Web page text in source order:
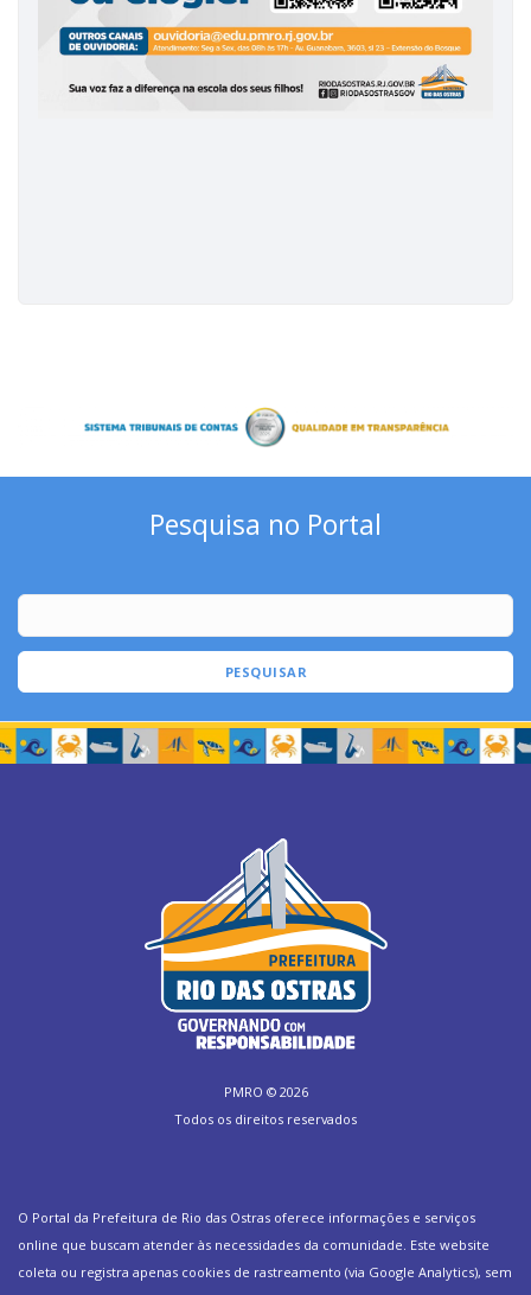
Pesquisa no Portal
PESQUISAR
PMRO © 2026
Todos os direitos reservados
O Portal da Prefeitura de Rio das Ostras oferece informações e serviços
online que buscam atender às necessidades da comunidade. Este website
coleta ou registra apenas cookies de rastreamento (via Google Analytics), sem